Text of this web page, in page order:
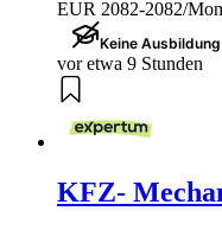
EUR 2082-2082/
Keine
vor etwa 9 Stunden
KFZ-